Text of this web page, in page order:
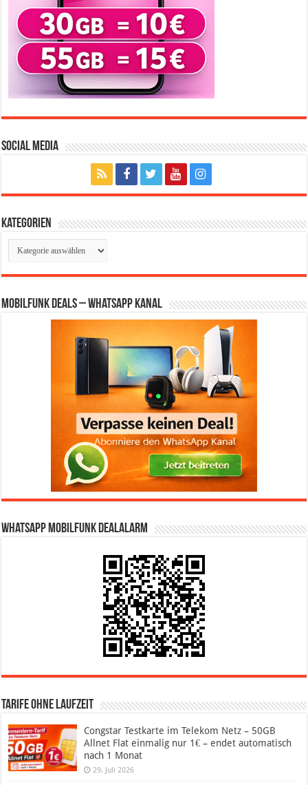
Social Media
Kategorien
Kategorien
Mobilfunk Deals – WhatsApp Kanal
WhatsApp Mobilfunk DealAlarm
Tarife ohne Laufzeit
Congstar Testkarte im Telekom Netz – 50GB
Allnet Flat einmalig nur 1€ – endet automatisch
nach 1 Monat
29. Juli 2026